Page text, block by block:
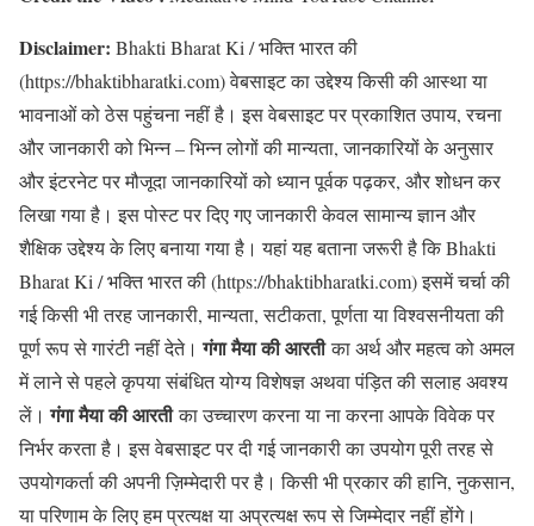
Disclaimer: Bhakti Bharat Ki / भक्ति भारत की
(https://bhaktibharatki.com) वेबसाइट का उद्देश्य किसी की आस्था या
भावनाओं को ठेस पहुंचना नहीं है। इस वेबसाइट पर प्रकाशित उपाय, रचना
और जानकारी को भिन्न – भिन्न लोगों की मान्यता, जानकारियों के अनुसार
और इंटरनेट पर मौजूदा जानकारियों को ध्यान पूर्वक पढ़कर, और शोधन कर
लिखा गया है। इस पोस्ट पर दिए गए जानकारी केवल सामान्य ज्ञान और
शैक्षिक उद्देश्य के लिए बनाया गया है। यहां यह बताना जरूरी है कि Bhakti
Bharat Ki / भक्ति भारत की (https://bhaktibharatki.com) इसमें चर्चा की
गई किसी भी तरह जानकारी, मान्यता, सटीकता, पूर्णता या विश्वसनीयता की
पूर्ण रूप से गारंटी नहीं देते।गंगा मैया की आरतीका अर्थ और महत्व को अमल
में लाने से पहले कृपया संबंधित योग्य विशेषज्ञ अथवा पंड़ित की सलाह अवश्य
लें।गंगा मैया की आरती का उच्चारण करना या ना करना आपके विवेक पर
निर्भर करता है। इस वेबसाइट पर दी गई जानकारी का उपयोग पूरी तरह से
उपयोगकर्ता की अपनी ज़िम्मेदारी पर है। किसी भी प्रकार की हानि, नुकसान,
या परिणाम के लिए हम प्रत्यक्ष या अप्रत्यक्ष रूप से जिम्मेदार नहीं होंगे।